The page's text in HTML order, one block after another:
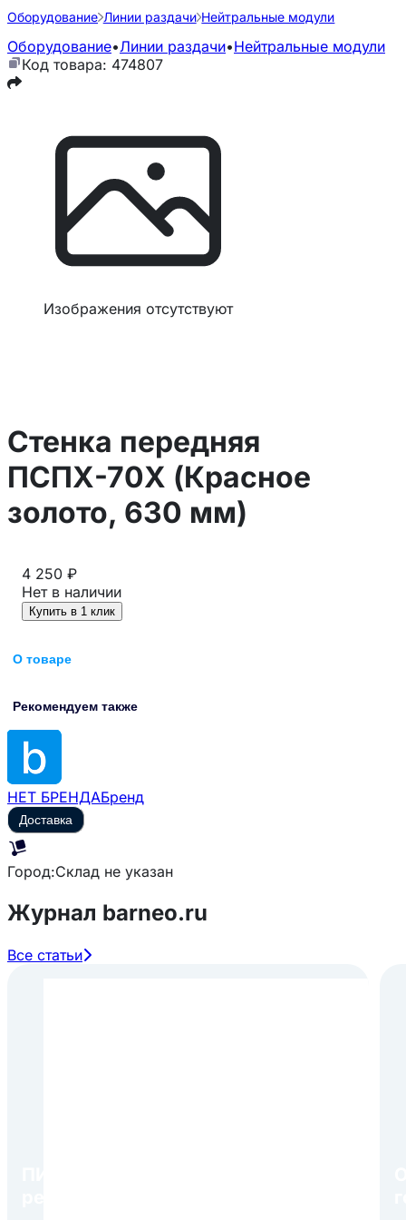
Оборудование Линии раздачи Нейтральные модули
Оборудование•Линии раздачи•Нейтральные модули
Код товара: 474807
Изображения отсутствуют
Стенка передняя
ПСПХ-70Х (Красное
золото, 630 мм)
4 250 ₽
Нет в наличии
Купить в 1 клик
О товаре
Рекомендуем также
НЕТ БРЕНДАБренд
Доставка
Город:Склад не указан
Журнал barneo.ru
Все статьи